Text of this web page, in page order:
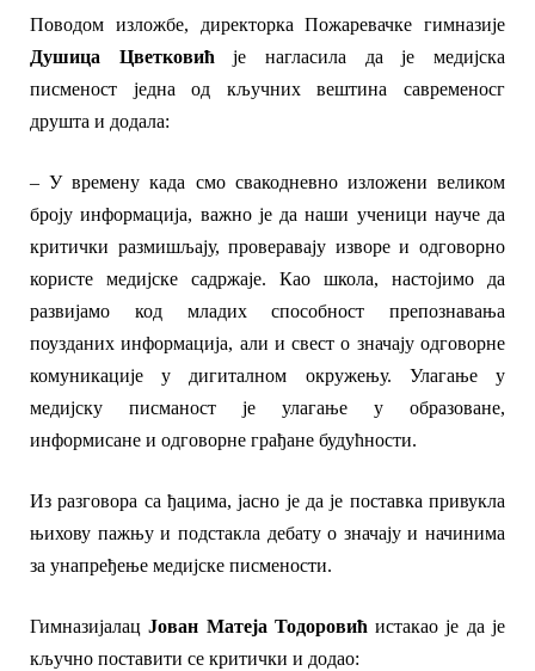
Поводом изложбе, директорка Пожаревачке гимназије
Душица Цветковић је нагласила да је медијска
писменост једна од кључних вештина савременосг
друшта и додала:
– У времену када смо свакодневно изложени великом
броју информација, важно је да наши ученици науче да
критички размишљају, проверавају изворе и одговорно
користе медијске садржаје. Као школа, настојимо да
развијамо код младих способност препознавања
поузданих информација, али и свест о значају одговорне
комуникације у дигиталном окружењу. Улагање у
медијску писманост је улагање у образоване,
информисане и одговорне грађане будућности.
Из разговора са ђацима, јасно је да је поставка привукла
њихову пажњу и подстакла дебату о значају и начинима
за унапређење медијске писмености.
ГимназијалацЈован Матеја Тодоровић истакао је да је
кључно поставити се критички и додао: